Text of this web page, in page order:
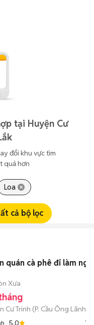
tại Huyện Cư
đổi khu vực tìm
quả hơn
Loa
cả bộ lọc
quán cà phê đi làm
Xưa
Cư Trinh (P. Cầu Ông Lãnh
5.0